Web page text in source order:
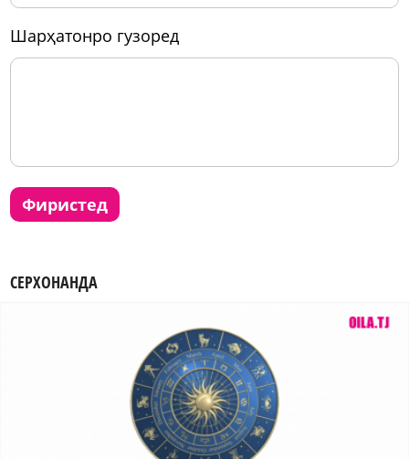
шарҳатонро гузоред
фиристед
СЕРХОНАНДА